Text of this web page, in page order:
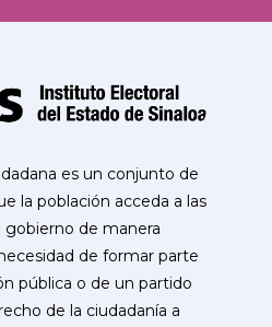
es un conjunto de
la población acceda a las
gobierno de manera
de formar parte
pública o de un partido
de la ciudadanía a